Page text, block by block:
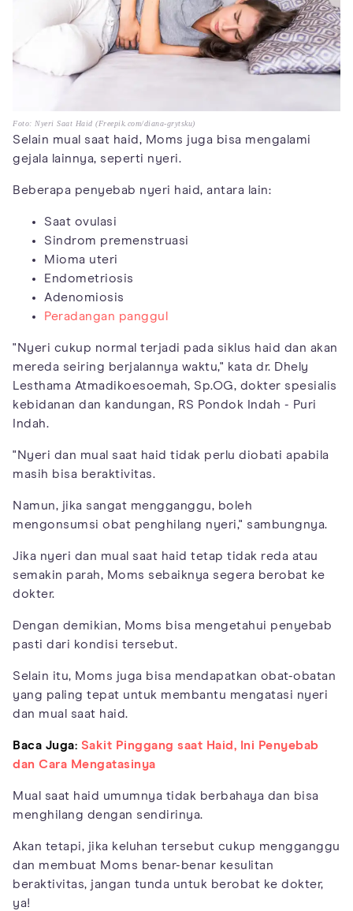
Foto: Nyeri Saat Haid (Freepik.com/diana-grytsku)
Selain mual saat haid, Moms juga bisa mengalami
gejala lainnya, seperti nyeri.
Beberapa penyebab nyeri haid, antara lain:
Saat ovulasi
Sindrom premenstruasi
Mioma uteri
Endometriosis
Adenomiosis
Peradangan panggul
"Nyeri cukup normal terjadi pada siklus haid dan akan
mereda seiring berjalannya waktu," kata dr. Dhely
Lesthama Atmadikoesoemah, Sp.OG, dokter spesialis
kebidanan dan kandungan, RS Pondok Indah - Puri
Indah.
"Nyeri dan mual saat haid tidak perlu diobati apabila
masih bisa beraktivitas.
Namun, jika sangat mengganggu, boleh
mengonsumsi obat penghilang nyeri," sambungnya.
Jika nyeri dan mual saat haid tetap tidak reda atau
semakin parah, Moms sebaiknya segera berobat ke
dokter.
Dengan demikian, Moms bisa mengetahui penyebab
pasti dari kondisi tersebut.
Selain itu, Moms juga bisa mendapatkan obat-obatan
yang paling tepat untuk membantu mengatasi nyeri
dan mual saat haid.
Baca Juga: Sakit Pinggang saat Haid, Ini Penyebab
dan Cara Mengatasinya
Mual saat haid umumnya tidak berbahaya dan bisa
menghilang dengan sendirinya.
Akan tetapi, jika keluhan tersebut cukup mengganggu
dan membuat Moms benar-benar kesulitan
beraktivitas, jangan tunda untuk berobat ke dokter,
ya!